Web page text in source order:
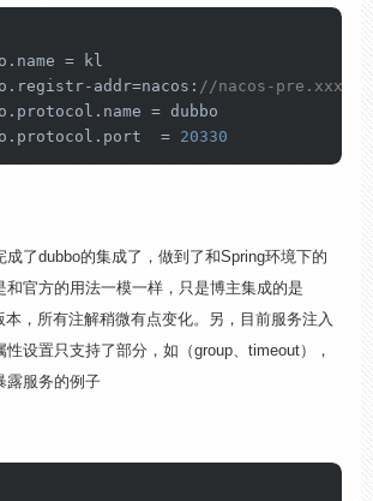
. name = kl
. registr-addr=nacos : //nacos-
. protocol . name = dubbo
. protocol . port
  =
20330
成了dubbo的集成了，做到了和Spring环境下的
和官方的用法一模一样，只是博主集成的是
本，所有注解稍微有点变化。另，目前服务注入
设置只支持了部分，如（group、timeout），
露服务的例子